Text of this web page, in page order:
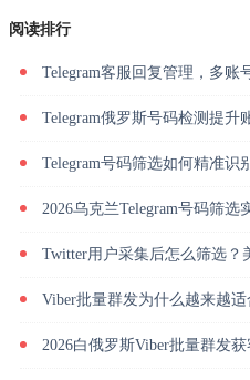
阅读排行
Telegram客服回复管理，多账
Telegram俄罗斯号码检测提升
Telegram号码筛选如何精准识
2026乌克兰Telegram号码筛
Twitter用户采集后怎么筛选？美
Viber批量群发为什么越来越适
2026白俄罗斯Viber批量群发